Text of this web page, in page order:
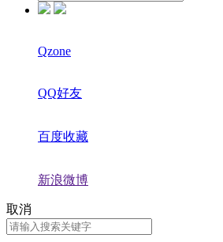
Qzone
QQ好友
百度收藏
新浪微博
取消